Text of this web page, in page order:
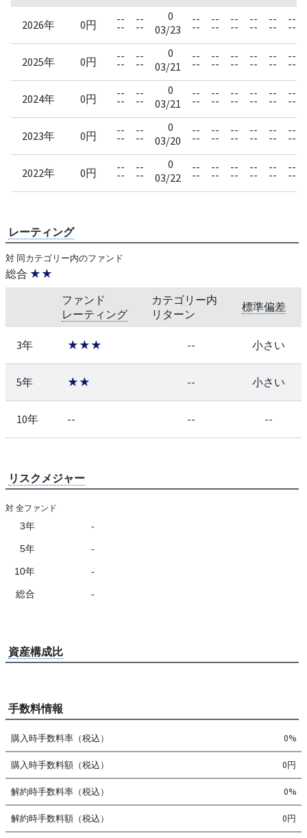
2026年 0円 --
--
--
--
0
03/23
--
--
--
--
--
--
--
--
--
--
--
--
2025年 0円 --
--
--
--
0
03/21
--
--
--
--
--
--
--
--
--
--
--
--
2024年 0円 --
--
--
--
0
03/21
--
--
--
--
--
--
--
--
--
--
--
--
2023年 0円 --
--
--
--
0
03/20
--
--
--
--
--
--
--
--
--
--
--
--
2022年 0円 --
--
--
--
0
03/22
--
--
--
--
--
--
--
--
--
--
--
--
レーティング
対 同カテゴリー内のファンド
総合 ★★
ファンド
レーティング
カテゴリー内
リターン
標準偏差
3年 ★★★ -- 小さい
5年 ★★ -- 小さい
10年 -- -- --
リスクメジャー
対 全ファンド
3年 -
5年 -
10年 -
総合 -
資産構成比
手数料情報
購入時手数料率（税込） 0%
購入時手数料額（税込） 0円
解約時手数料率（税込） 0%
解約時手数料額（税込） 0円